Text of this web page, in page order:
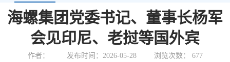
海螺集团党委书记、董事长杨军
会见印尼、老挝等国外宾
作者： 发布时间：2026-05-28 浏览次数： 677